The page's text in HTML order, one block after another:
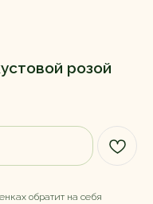
розой
обратит на себя